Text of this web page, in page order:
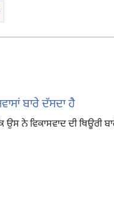
ਬਾਰੇ ਦੱਸਦਾ ਹੈ
ਉਸ ਨੇ ਵਿਕਾਸਵਾਦ ਦੀ